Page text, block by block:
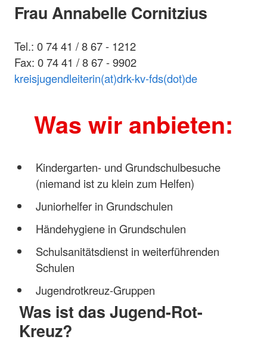
Frau Annabelle Cornitzius
Tel.: 0 74 41 / 8 67 - 1212
Fax: 0 74 41 / 8 67 - 9902
kreisjugendleiterin(at)drk-kv-fds(dot)de
Was wir anbieten:
Kindergarten- und Grundschulbesuche
(niemand ist zu klein zum Helfen)
Juniorhelfer in Grundschulen
Händehygiene in Grundschulen
Schulsanitätsdienst in weiterführenden
Schulen
Jugendrotkreuz-Gruppen
Was ist das Jugend-Rot-
Kreuz?